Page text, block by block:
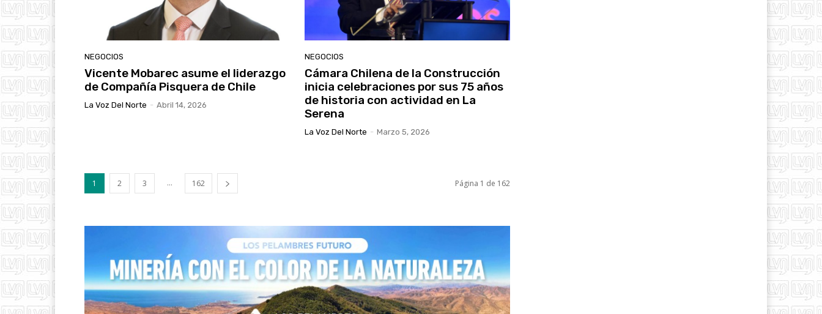
NEGOCIOS
Vicente Mobarec asume el liderazgo
de Compañía Pisquera de Chile
La Voz Del Norte - Abril 14, 2026
NEGOCIOS
Cámara Chilena de la Construcción
inicia celebraciones por sus 75 años
de historia con actividad en La
Serena
La Voz Del Norte - Marzo 5, 2026
1 2 3 ... 162 Página 1 de 162